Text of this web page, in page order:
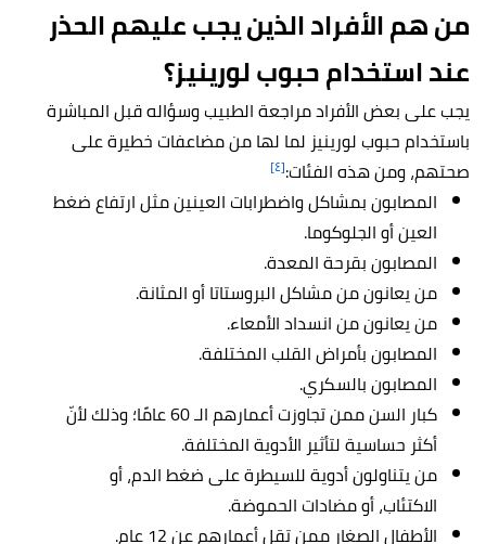
من هم الأفراد الذين يجب عليهم الحذر
عند استخدام حبوب لورينيز؟
يجب على بعض الأفراد مراجعة الطبيب وسؤاله قبل المباشرة
باستخدام حبوب لورينيز لما لها من مضاعفات خطيرة على
صحتهم، ومن هذه الفئات:[٤]
المصابون بمشاكل واضطرابات العينين مثل ارتفاع ضغط
العين أو الجلوكوما.
المصابون بقرحة المعدة.
من يعانون من مشاكل البروستاتا أو المثانة.
من يعانون من انسداد الأمعاء.
المصابون بأمراض القلب المختلفة.
المصابون بالسكري.
كبار السن ممن تجاوزت أعمارهم الـ 60 عامًا؛ وذلك لأنّ
أكثر حساسية لتأثير الأدوية المختلفة.
من يتناولون أدوية للسيطرة على ضغط الدم، أو
الاكتئاب، أو مضادات الحموضة.
الأطفال الصغار ممن تقل أعمارهم عن 12 عام.